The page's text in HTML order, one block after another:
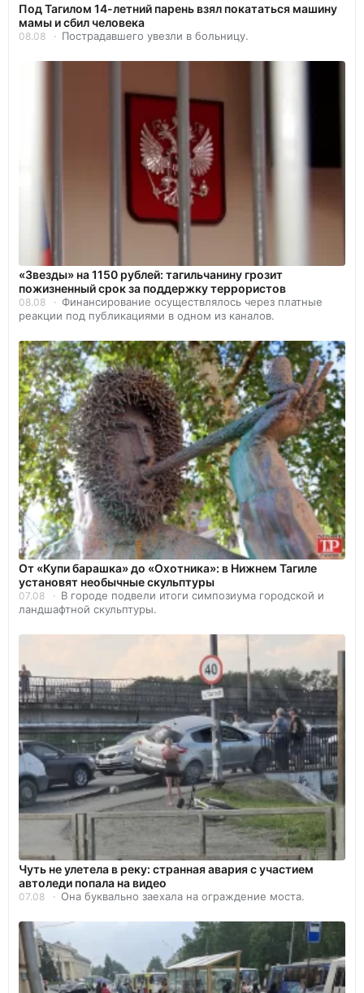
Под Тагилом 14-летний парень взял покататься машину
мамы и сбил человека
08.08 Пострадавшего увезли в больницу.
«Звезды» на 1150 рублей: тагильчанину грозит
пожизненный срок за поддержку террористов
08.08
Финансирование осуществлялось через платные
реакции под публикациями в одном из каналов.
От «Купи барашка» до «Охотника»: в Нижнем Тагиле
установят необычные скульптуры
07.08
В городе подвели итоги симпозиума городской и
ландшафтной скульптуры.
Чуть не улетела в реку: странная авария с участием
автоледи попала на видео
07.08 Она буквально заехала на ограждение моста.